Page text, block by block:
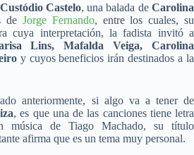
Custódio Castelo, una balada deCarolina
de Jorge Fernando, entre los cuales, su
cuya interpretación, la fadista invitó a
Lins, Mafalda Veiga, Carolina
y cuyos beneficios irán destinados a la
anteriormente, si algo va a tener de
, es que una de las canciones tiene letra
música de Tiago Machado, su título
afirma que es un tema muy personal.